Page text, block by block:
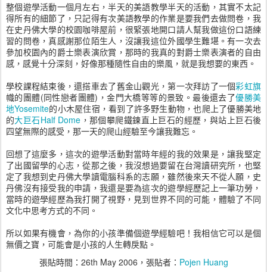
整個遊學活動一個月左右，半天的美語教學半天的活動，其實不太記
得所有的細節了，只記得有次美語教學的作業是要我們去做問卷，我
在史丹佛大學的校園咖啡屋前，很緊張地開口請人幫我做這份口語練
習的問卷，真感謝那位陌生人，沒讓我這位外國學生難堪。有一次去
參加校園內的爵士樂表演欣賞，那時的我真的對爵士樂表演者的自由
感，感覺十分深刻，好像那種隨性自由的樂風，就是我想要的東西。
學校課程結束後，還搭車去了舊金山觀光，第一次拜訪了一個彩虹旗
幟的團體(同性戀者團體)，金門大橋等等的景致。最後還去了優勝美
地Yosemite的小木屋住宿，看到了許多野生動物，也爬上了優勝美地
的大巨石Half Dome ，那個攀爬鐵鍊直上巨石的經歷，與站上巨石後
四望無際的感受，那一天的爬山經驗至今讓我難忘。
回想了這麼多，這次的遊學活動對當時年經的我的效果是，讓我堅定
了出國留學的心志，從那之後，我沒想過要留在台灣讀研究所，也堅
定了我想到史丹佛大學讀電腦科系的志願，雖然後來天不從人願，史
丹佛沒有接受我的申請，我還是要為這次的遊學經歷記上一筆功勞，
當時的遊學經歷為我打開了視野，見到世界不同的可能，體驗了不同
文化中思考方式的不同。
所以如果有機會，為你的小孩準備個遊學經驗吧！我相信它可以是個
無價之寶，可能會是小孩的人生轉戾點。
張貼時間： 26th May 2006 ，張貼者： Pojen Huang